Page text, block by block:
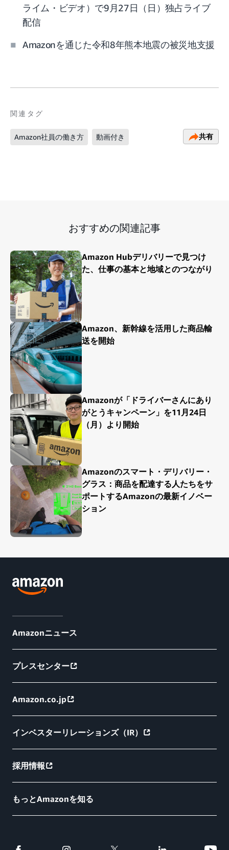
ライム・ビデオ）で9月27日（日）独占ライブ
配信
Amazonを通じた令和8年熊本地震の被災地支援
関連タグ
Amazon社員の働き方 動画付き 共有
おすすめの関連記事
Amazon Hubデリバリーで見つけ
た、仕事の基本と地域とのつながり
Amazon、新幹線を活用した商品輸
送を開始
Amazonが「ドライバーさんにあり
がとうキャンペーン」を11月24日
（月）より開始
Amazonのスマート・デリバリー・
グラス：商品を配達する人たちをサ
ポートするAmazonの最新イノベー
ション
Amazonニュース
プレスセンター
Amazon.co.jp
インベスターリレーションズ（IR）
採用情報
もっとAmazonを知る